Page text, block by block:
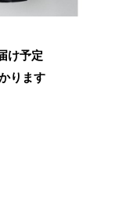
け予定
ります